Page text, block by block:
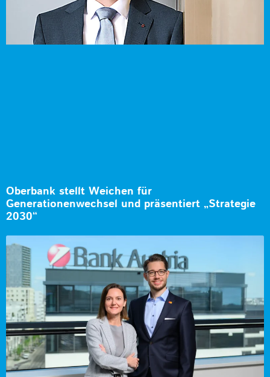
Oberbank stellt Weichen für
Generationenwechsel und präsentiert „Strategie
2030“